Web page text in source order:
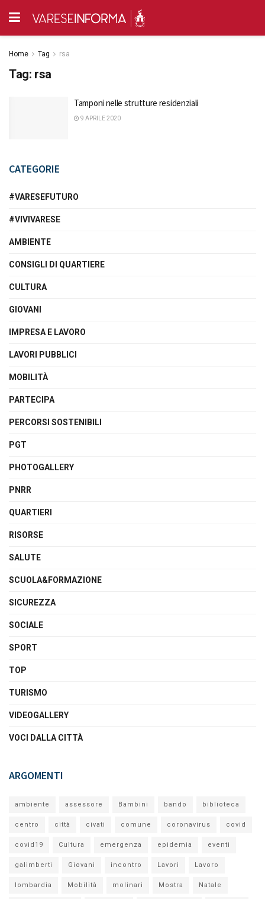
Home Tag rsa
Tag: rsa
Tamponi nelle strutture residenziali
9 APRILE 2020
CATEGORIE
#VARESEFUTURO
#VIVIVARESE
AMBIENTE
CONSIGLI DI QUARTIERE
CULTURA
GIOVANI
IMPRESA E LAVORO
LAVORI PUBBLICI
MOBILITÀ
PARTECIPA
PERCORSI SOSTENIBILI
PGT
PHOTOGALLERY
PNRR
QUARTIERI
RISORSE
SALUTE
SCUOLA&FORMAZIONE
SICUREZZA
SOCIALE
SPORT
TOP
TURISMO
VIDEOGALLERY
VOCI DALLA CITTÀ
ARGOMENTI
ambiente assessore Bambini bando biblioteca
centro città civati comune coronavirus covid
covid19 Cultura emergenza epidemia eventi
galimberti Giovani incontro Lavori Lavoro
lombardia Mobilità molinari Mostra Natale